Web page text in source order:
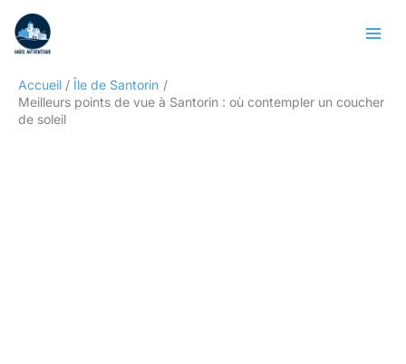
contenu
Accueil
Île de Santorin
Meilleurs points de vue à Santorin : où contempler un coucher
de soleil
Rechercher